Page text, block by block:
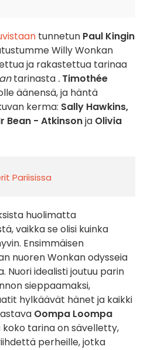
tunnetun Paul Kingin
Willy Wonkan
ja rakastettua tarinaa
tarinasta . Timothée
äänensä, ja häntä
kerma: Sally Hawkins,
Bean - Atkinsonja Olivia
Pariisissa
huolimatta
vaikka se olisi kuinka
Ensimmäisen
nuoren Wonkan odysseia
Nuori idealisti joutuu parin
sieppaamaksi,
hylkäävät hänet ja kaikki
Oompa Loompa
koko tarina on sävelletty,
perheille, jotka